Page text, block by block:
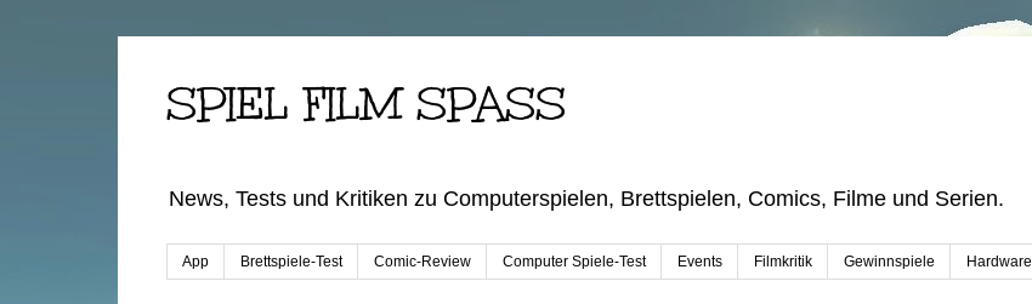
SPIEL FILM SPASS
News, Tests und Kritiken zu Computerspielen, Brettspielen, Comics, Filme und Serien.
App Brettspiele-Test Comic-Review Computer Spiele-Test Events Filmkritik Gewinnspiele Hardware